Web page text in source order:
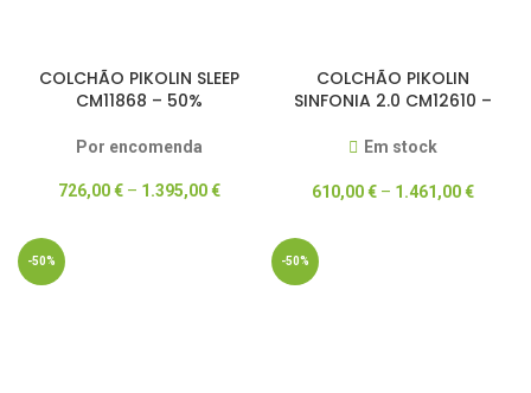
COLCHÃO PIKOLIN SLEEP
CM11868 – 50%
Por encomenda
726,00€– 1.395,00€
COLCHÃO PIKOLIN
SINFONIA 2.0 CM12610 –
50% DESCONTO
Em stock
610,00€– 1.461,00€
-50% -50%